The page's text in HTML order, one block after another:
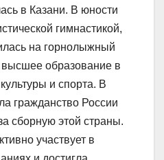
в Казани. В юности
гимнастикой,
на горнолыжный
образование в
и спорта. В
гражданство России
сборную этой страны.
участвует в